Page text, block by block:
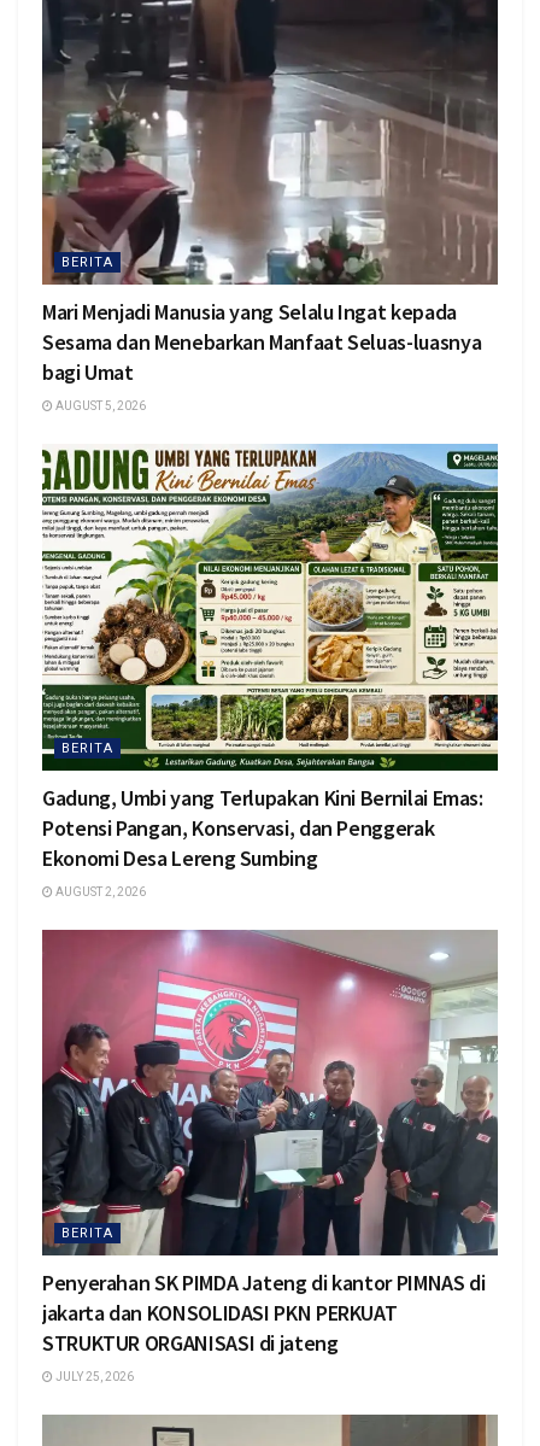
BERITA
Mari Menjadi Manusia yang Selalu Ingat kepada
Sesama dan Menebarkan Manfaat Seluas-luasnya
bagi Umat
AUGUST 5, 2026
BERITA
Gadung, Umbi yang Terlupakan Kini Bernilai Emas:
Potensi Pangan, Konservasi, dan Penggerak
Ekonomi Desa Lereng Sumbing
AUGUST 2, 2026
BERITA
Penyerahan SK PIMDA Jateng di kantor PIMNAS di
jakarta dan KONSOLIDASI PKN PERKUAT
STRUKTUR ORGANISASI di jateng
JULY 25, 2026